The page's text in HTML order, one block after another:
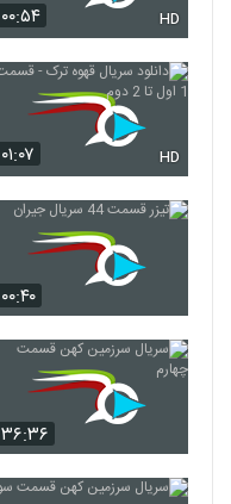
۰۰:۵۴ HD
۰۱:۰۷ HD
۰۰:۴۰
۳۶:۳۶